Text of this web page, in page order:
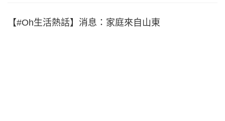
【#Oh生活熱話】消息：家庭來自山東